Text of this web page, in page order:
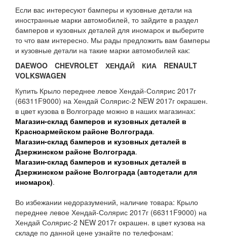
Если вас интересуют бамперы и кузовные детали на
иностранные марки автомобилей, то зайдите в раздел
бамперов и кузовных деталей для иномарок и выберите
то что вам интересно. Мы рады предложить вам бамперы
и кузовные детали на такие марки автомобилей как:
DAEWOO
CHEVROLET ХЕНДАЙ КИА
RENAULT
VOLKSWAGEN
Купить Крыло переднее левое Хендай-Солярис 2017г
(66311F9000) на Хендай Солярис-2 NEW 2017г окрашен.
в цвет кузова в Волгограде можно в наших магазинах:
Магазин-склад бамперов и кузовных деталей в
Красноармейском районе Волгограда.
Магазин-склад бамперов и кузовных деталей в
Дзержинском районе Волгограда.
Магазин-склад бамперов и кузовных деталей в
Дзержинском районе Волгограда (автодетали для
иномарок).
Во избежании недоразумений, наличие товара: Крыло
переднее левое Хендай-Солярис 2017г (66311F9000) на
Хендай Солярис-2 NEW 2017г окрашен. в цвет кузова на
складе по данной цене узнайте по телефонам: